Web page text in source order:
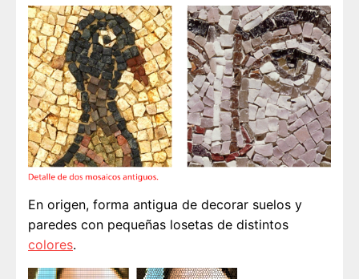
En origen, forma antigua de decorar suelos y
paredes con pequeñas losetas de distintos
colores.